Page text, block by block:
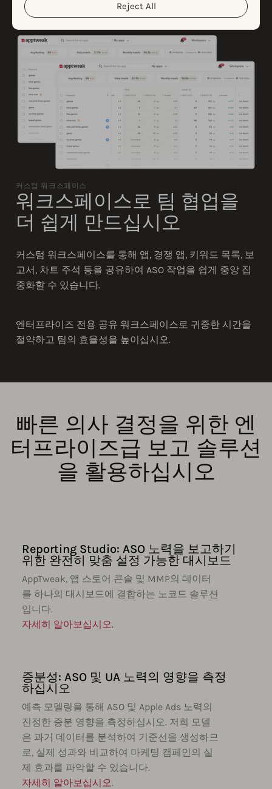
Reject All
커스텀 워크스페이스
워크스페이스로 팀 협업을
더 쉽게 만드십시오
커스텀 워크스페이스를 통해 앱, 경쟁 앱, 키워드 목록, 보
고서, 차트 주석 등을 공유하여 ASO 작업을 쉽게 중앙 집
중화할 수 있습니다.
엔터프라이즈 전용 공유 워크스페이스로 귀중한 시간을
절약하고 팀의 효율성을 높이십시오.
빠른 의사 결정을 위한 엔
터프라이즈급 보고 솔루션
을 활용하십시오
Reporting Studio: ASO 노력을 보고하기
위한 완전히 맞춤 설정 가능한 대시보드
AppTweak, 앱 스토어 콘솔 및 MMP의 데이터
를 하나의 대시보드에 결합하는 노코드 솔루션
입니다.
자세히 알아보십시오.
증분성: ASO 및 UA 노력의 영향을 측정
하십시오
예측 모델링을 통해 ASO 및 Apple Ads 노력의
진정한 증분 영향을 측정하십시오. 저희 모델
은 과거 데이터를 분석하여 기준선을 생성하므
로, 실제 성과와 비교하여 마케팅 캠페인의 실
제 효과를 파악할 수 있습니다.
자세히 알아보십시오.